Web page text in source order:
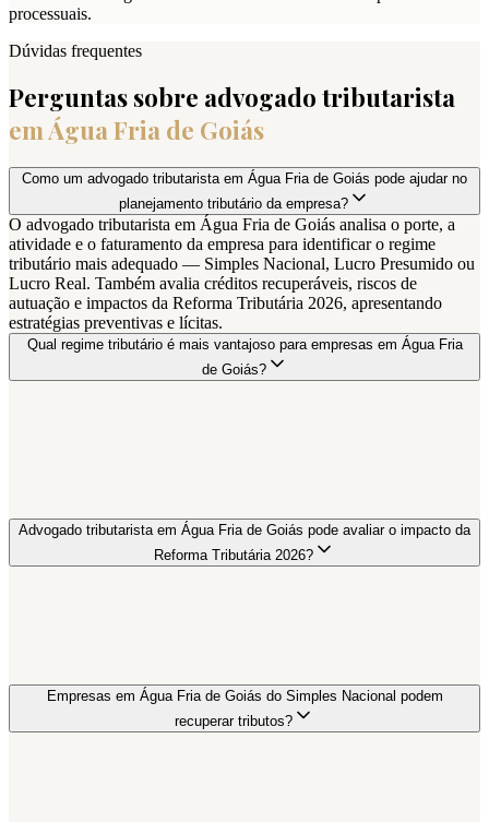
processuais.
Dúvidas frequentes
Perguntas sobre advogado tributarista
emÁgua Fria de Goiás
Como um advogado tributarista em Água Fria de Goiás pode ajudar no
planejamento tributário da empresa?
O advogado tributarista em Água Fria de Goiás analisa o porte, a
atividade e o faturamento da empresa para identificar o regime
tributário mais adequado — Simples Nacional, Lucro Presumido ou
Lucro Real. Também avalia créditos recuperáveis, riscos de
autuação e impactos da Reforma Tributária 2026, apresentando
estratégias preventivas e lícitas.
Qual regime tributário é mais vantajoso para empresas em Água Fria
de Goiás?
Advogado tributarista em Água Fria de Goiás pode avaliar o impacto da
Reforma Tributária 2026?
Empresas em Água Fria de Goiás do Simples Nacional podem
recuperar tributos?